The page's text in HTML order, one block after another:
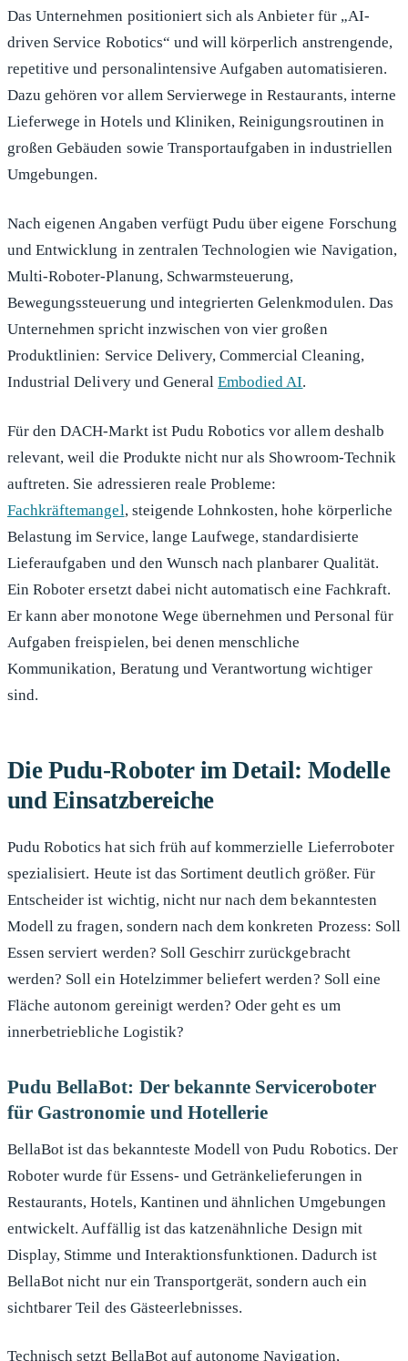
Das Unternehmen positioniert sich als Anbieter für „AI-
driven Service Robotics“ und will körperlich anstrengende,
repetitive und personalintensive Aufgaben automatisieren.
Dazu gehören vor allem Servierwege in Restaurants, interne
Lieferwege in Hotels und Kliniken, Reinigungsroutinen in
großen Gebäuden sowie Transportaufgaben in industriellen
Umgebungen.
Nach eigenen Angaben verfügt Pudu über eigene Forschung
und Entwicklung in zentralen Technologien wie Navigation,
Multi-Roboter-Planung, Schwarmsteuerung,
Bewegungssteuerung und integrierten Gelenkmodulen. Das
Unternehmen spricht inzwischen von vier großen
Produktlinien: Service Delivery, Commercial Cleaning,
Industrial Delivery und GeneralEmbodied AI.
Für den DACH-Markt ist Pudu Robotics vor allem deshalb
relevant, weil die Produkte nicht nur als Showroom-Technik
auftreten. Sie adressieren reale Probleme:
Fachkräftemangel, steigende Lohnkosten, hohe körperliche
Belastung im Service, lange Laufwege, standardisierte
Lieferaufgaben und den Wunsch nach planbarer Qualität.
Ein Roboter ersetzt dabei nicht automatisch eine Fachkraft.
Er kann aber monotone Wege übernehmen und Personal für
Aufgaben freispielen, bei denen menschliche
Kommunikation, Beratung und Verantwortung wichtiger
sind.
Die Pudu-Roboter im Detail: Modelle
und Einsatzbereiche
Pudu Robotics hat sich früh auf kommerzielle Lieferroboter
spezialisiert. Heute ist das Sortiment deutlich größer. Für
Entscheider ist wichtig, nicht nur nach dem bekanntesten
Modell zu fragen, sondern nach dem konkreten Prozess: Soll
Essen serviert werden? Soll Geschirr zurückgebracht
werden? Soll ein Hotelzimmer beliefert werden? Soll eine
Fläche autonom gereinigt werden? Oder geht es um
innerbetriebliche Logistik?
Pudu BellaBot: Der bekannte Serviceroboter
für Gastronomie und Hotellerie
BellaBot ist das bekannteste Modell von Pudu Robotics. Der
Roboter wurde für Essens- und Getränkelieferungen in
Restaurants, Hotels, Kantinen und ähnlichen Umgebungen
entwickelt. Auffällig ist das katzenähnliche Design mit
Display, Stimme und Interaktionsfunktionen. Dadurch ist
BellaBot nicht nur ein Transportgerät, sondern auch ein
sichtbarer Teil des Gästeerlebnisses.
Technisch setzt BellaBot auf autonome Navigation,